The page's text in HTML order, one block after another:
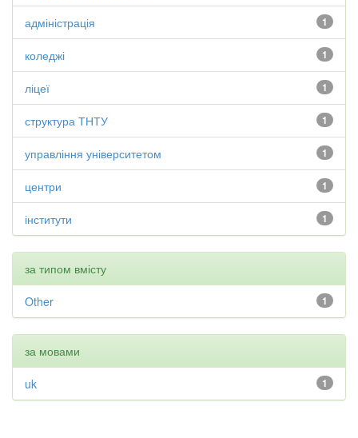
1
адміністрація
1
коледжі
1
ліцеї
1
структура ТНТУ
1
управління університетом
1
центри
1
інститути
за типом вмісту
1
Other
за мовами
1
uk